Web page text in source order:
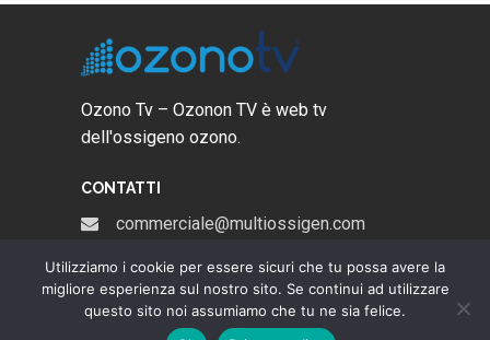
Ozono Tv – Ozonon TV è web tv
dell'ossigeno ozono.
CONTATTI
commerciale@multiossigen.com
035 19910105
@multiossigen-ozonoterapia
Utilizziamo i cookie per essere sicuri che tu possa avere la
migliore esperienza sul nostro sito. Se continui ad utilizzare
questo sito noi assumiamo che tu ne sia felice.